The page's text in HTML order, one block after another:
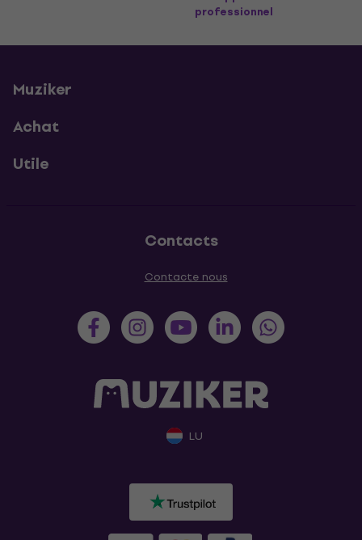
professionnel
Muziker
Achat
Utile
Contacts
Contacte nous
LU